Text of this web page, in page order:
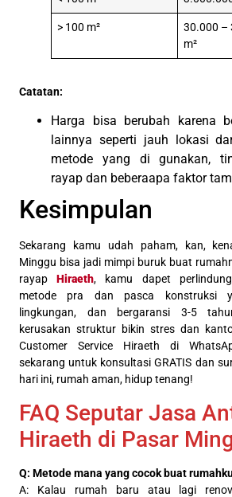
> 100 m²
30.000 –
m²
Catatan:
Harga bisa berubah karena
lainnya seperti jauh lokasi
metode yang di gunakan,
rayap dan beberaapa faktor
Kesimpulan
Sekarang kamu udah paham, kan,
Minggu bisa jadi mimpi buruk buat
rayapHiraeth, kamu dapet
metode pra dan pasca konstruksi
lingkungan, dan bergaransi 3-5
kerusakan struktur bikin stres dan
Customer Service Hiraeth di
sekarang untuk konsultasi GRATIS dan
hari ini, rumah aman, hidup tenang!
FAQ Seputar Jasa
Hiraeth di Pasar
Q: Metode mana yang cocok buat
A: Kalau rumah baru atau lagi